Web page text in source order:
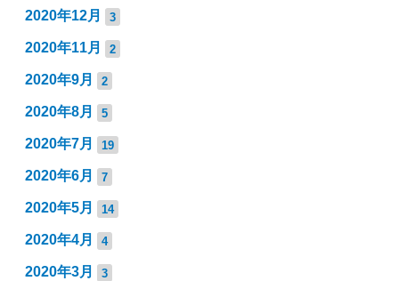
2020年12月 3
2020年11月 2
2020年9月 2
2020年8月 5
2020年7月 19
2020年6月 7
2020年5月 14
2020年4月 4
2020年3月 3